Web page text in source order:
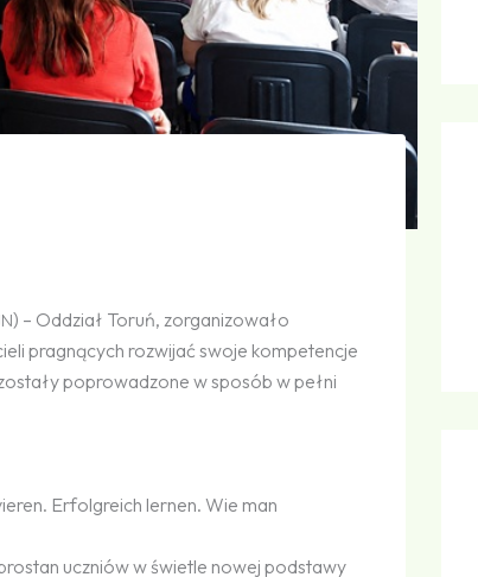
) – Oddział Toruń, zorganizowało
pragnących rozwijać swoje kompetencje
poprowadzone w sposób w pełni
Erfolgreich lernen. Wie man
uczniów w świetle nowej podstawy